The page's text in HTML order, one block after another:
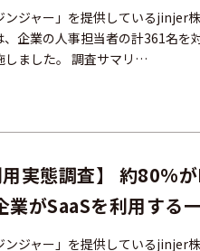
ンジャー」を提供している
企業の人事担当者の計361名を
しました。 調査サマリ…
実態調査】 約80%
がSaaSを利用する
に。
ンジャー」を提供している